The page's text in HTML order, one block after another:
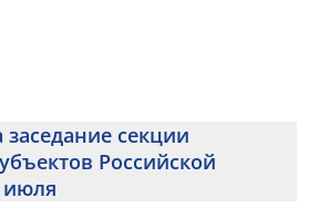
секции
Российской
июля